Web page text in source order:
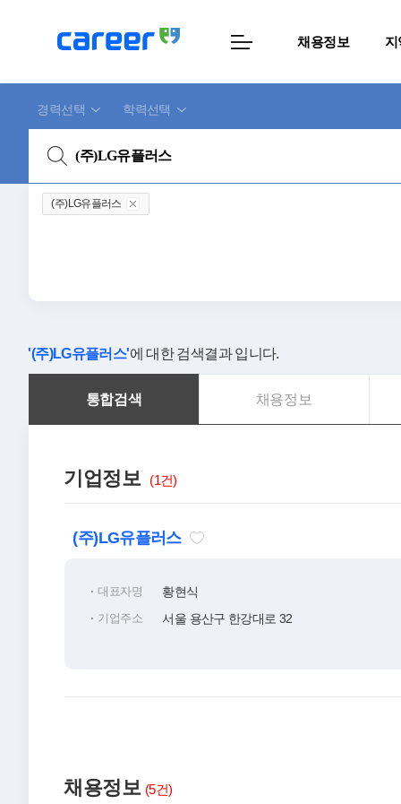
채용정보 지
경력선택 학력선택
(주)LG유플러스
'(주)LG유플러스'에 대한 검색결과 입니다.
통합검색 채용정보
기업정보 (1건)
(주)LG유플러스
대표자명 황현식
기업주소 서울 용산구 한강대로 32
채용정보 (5건)